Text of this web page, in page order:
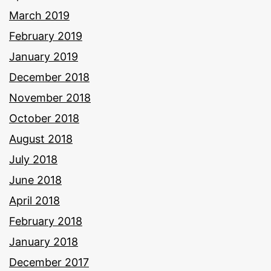
March 2019
February 2019
January 2019
December 2018
November 2018
October 2018
August 2018
July 2018
June 2018
April 2018
February 2018
January 2018
December 2017